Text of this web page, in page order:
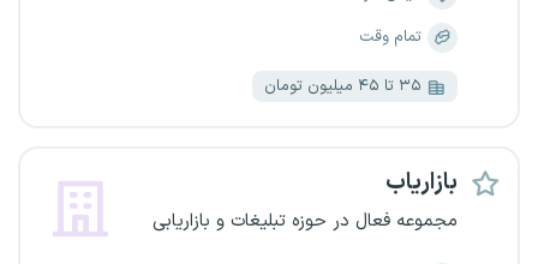
تمام وقت
۳۵ تا ۴۵ میلیون تومان
بازاریاب
مجموعه فعال در حوزه تبلیغات و بازاریابی